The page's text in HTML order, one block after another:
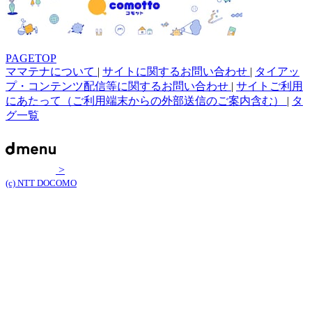
PAGETOP
ママテナについて | サイトに関するお問い合わせ | タイアッ
プ・コンテンツ配信等に関するお問い合わせ | サイトご利用
にあたって（ご利用端末からの外部送信のご案内含む） | タ
グ一覧
>
(c) NTT DOCOMO